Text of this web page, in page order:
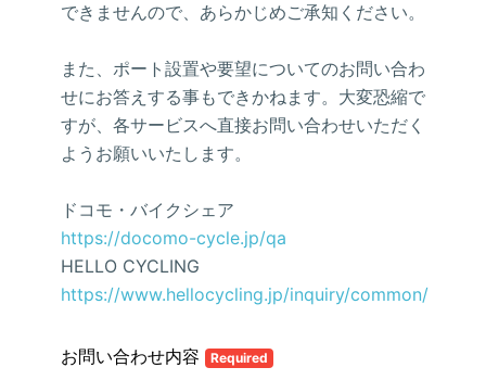
できませんので、あらかじめご承知ください。
また、ポート設置や要望についてのお問い合わ
せにお答えする事もできかねます。大変恐縮で
すが、各サービスへ直接お問い合わせいただく
ようお願いいたします。
ドコモ・バイクシェア
https://docomo-cycle.jp/qa
HELLO CYCLING
https://www.hellocycling.jp/inquiry/common/
お問い合わせ内容 Required